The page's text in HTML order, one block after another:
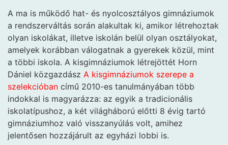
A ma is működő hat- és nyolcosztályos gimnáziumok
a rendszerváltás során alakultak ki, amikor létrehoztak
olyan iskolákat, illetve iskolán belül olyan osztályokat,
amelyek korábban válogatnak a gyerekek közül, mint
a többi iskola. A kisgimnáziumok létrejöttét Horn
Dániel közgazdász A kisgimnáziumok szerepe a
szelekcióban című 2010-es tanulmányában több
indokkal is magyarázza: az egyik a tradicionális
iskolatípushoz, a két világháború előtti 8 évig tartó
gimnáziumhoz való visszanyúlás volt, amihez
jelentősen hozzájárult az egyházi lobbi is.